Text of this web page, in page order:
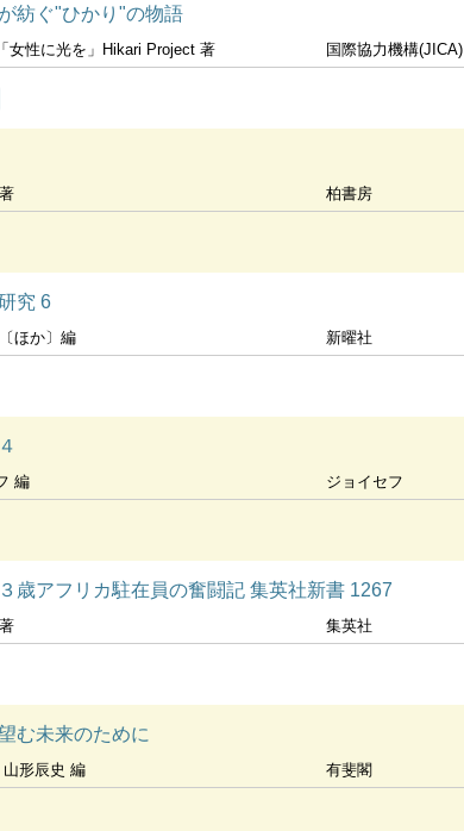
紡ぐ"ひかり"の物語
女性に光を」Hikari Project 著 国際協力機構(JICA)
柏書房
究 6
ほか〕編 新曜社
編 ジョイセフ
歳アフリカ駐在員の奮闘記 集英社新書 1267
集英社
む未来のために
形辰史 編 有斐閣